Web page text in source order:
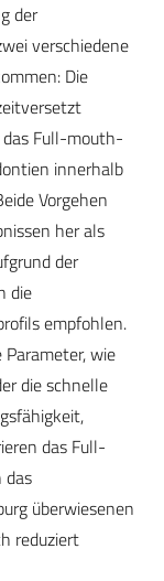
der
verschiedene
Die
Full-mouth-
innerhalb
Vorgehen
her als
der
die
empfohlen.
wie
die schnelle
das Full-
das
überwiesenen
reduziert